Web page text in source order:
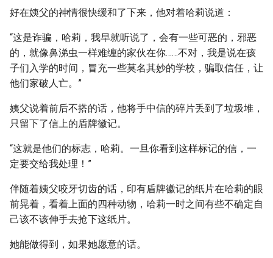
好在姨父的神情很快缓和了下来，他对着哈莉说道：
“这是诈骗，哈莉，我早就听说了，会有一些可恶的，邪恶
的，就像鼻涕虫一样难缠的家伙在你……不对，我是说在孩
子们入学的时间，冒充一些莫名其妙的学校，骗取信任，让
他们家破人亡。”
姨父说着前后不搭的话，他将手中信的碎片丢到了垃圾堆，
只留下了信上的盾牌徽记。
“这就是他们的标志，哈莉。一旦你看到这样标记的信，一
定要交给我处理！”
伴随着姨父咬牙切齿的话，印有盾牌徽记的纸片在哈莉的眼
前晃着，看着上面的四种动物，哈莉一时之间有些不确定自
己该不该伸手去抢下这纸片。
她能做得到，如果她愿意的话。